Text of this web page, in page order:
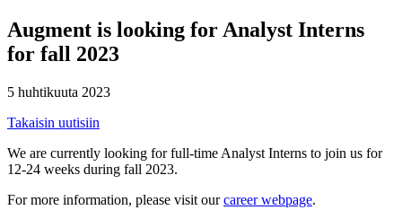
Augment is looking for Analyst Interns
for fall 2023
5 huhtikuuta 2023
Takaisin uutisiin
We are currently looking for full-time Analyst Interns to join us for
12-24 weeks during fall 2023.
For more information, please visit ourcareer webpage.